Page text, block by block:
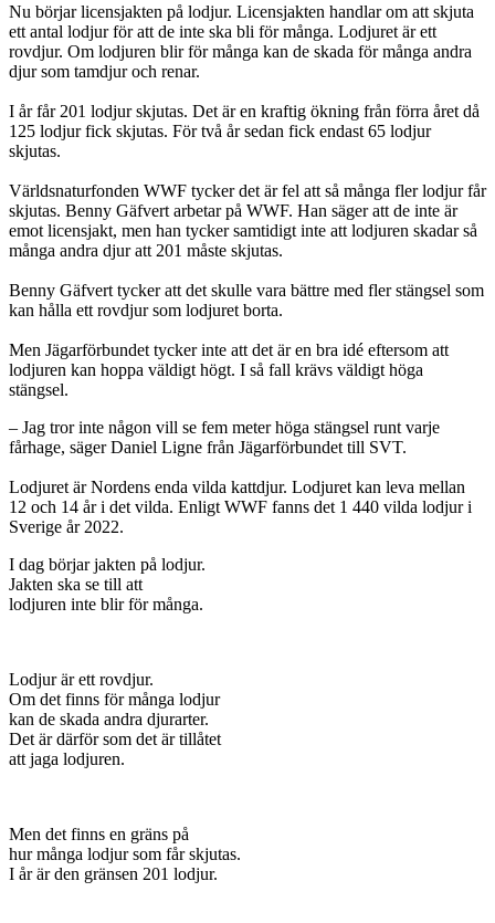
Nu börjar licensjakten på lodjur. Licensjakten handlar om att skjuta
ett antal lodjur för att de inte ska bli för många. Lodjuret är ett
rovdjur. Om lodjuren blir för många kan de skada för många andra
djur som tamdjur och renar.
I år får 201 lodjur skjutas. Det är en kraftig ökning från förra året då
125 lodjur fick skjutas. För två år sedan fick endast 65 lodjur
skjutas.
Världsnaturfonden WWF tycker det är fel att så många fler lodjur får
skjutas. Benny Gäfvert arbetar på WWF. Han säger att de inte är
emot licensjakt, men han tycker samtidigt inte att lodjuren skadar så
många andra djur att 201 måste skjutas.
Benny Gäfvert tycker att det skulle vara bättre med fler stängsel som
kan hålla ett rovdjur som lodjuret borta.
Men Jägarförbundet tycker inte att det är en bra idé eftersom att
lodjuren kan hoppa väldigt högt. I så fall krävs väldigt höga
stängsel.
– Jag tror inte någon vill se fem meter höga stängsel runt varje
fårhage, säger Daniel Ligne från Jägarförbundet till SVT.
Lodjuret är Nordens enda vilda kattdjur. Lodjuret kan leva mellan
12 och 14 år i det vilda. Enligt WWF fanns det 1 440 vilda lodjur i
Sverige år 2022.
I dag börjar jakten på lodjur.
Jakten ska se till att
lodjuren inte blir för många.
Lodjur är ett rovdjur.
Om det finns för många lodjur
kan de skada andra djurarter.
Det är därför som det är tillåtet
att jaga lodjuren.
Men det finns en gräns på
hur många lodjur som får skjutas.
I år är den gränsen 201 lodjur.